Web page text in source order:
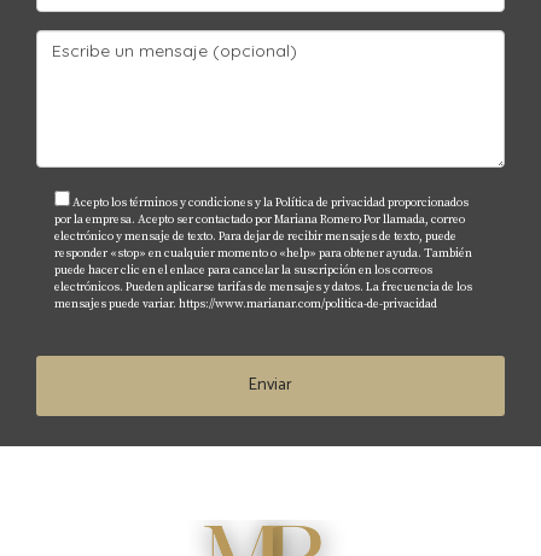
enormemente el proceso.
¿Qué tipo de propiedades son más
flujo constante de ingresos, mientras que las
comerciales pueden tener mayores retornos a largo
plazo dependiendo del área.
¿Cómo puedo financiar mi inversión?
hipotecarios tradicionales o financiamiento privado.
legales después de comprar una
Acepto los términos y condiciones y la Política de privacidad proporcionados
por la empresa. Acepto ser contactado por Mariana Romero Por llamada, correo
electrónico y mensaje de texto. Para dejar de recibir mensajes de texto, puede
responder «stop» en cualquier momento o «help» para obtener ayuda. También
puede hacer clic en el enlace para cancelar la suscripción en los correos
electrónicos. Pueden aplicarse tarifas de mensajes y datos. La frecuencia de los
mensajes puede variar. https://www.marianar.com/politica-de-privacidad
Enviar